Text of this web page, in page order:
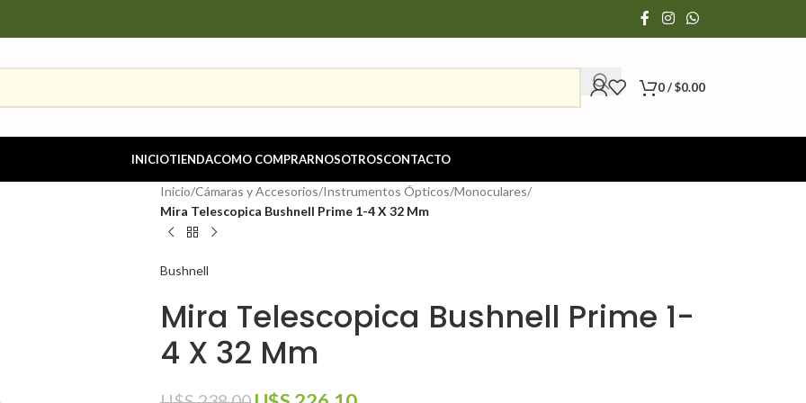
0/$0.00
INICIOTIENDACOMO COMPRARNOSOTROSCONTACTO
Inicio/Cámaras y Accesorios/Instrumentos Ópticos/Monoculares/
Mira Telescopica Bushnell Prime 1-4 X 32 Mm
Bushnell
Mira Telescopica Bushnell Prime 1-
4 X 32 Mm